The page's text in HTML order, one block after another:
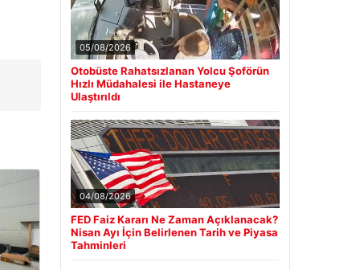
05/08/2026
Otobüste Rahatsızlanan Yolcu Şoförün
Hızlı Müdahalesi ile Hastaneye
Ulaştırıldı
04/08/2026
FED Faiz Kararı Ne Zaman Açıklanacak?
Nisan Ayı İçin Belirlenen Tarih ve Piyasa
Tahminleri